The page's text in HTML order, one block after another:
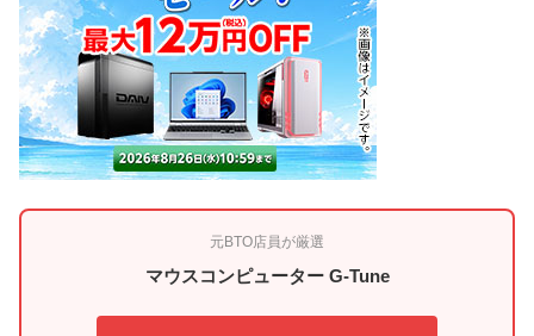
元BTO店員が厳選
マウスコンピューター G-Tune